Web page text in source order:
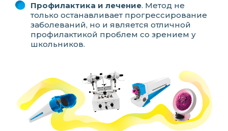
Профилактика и лечение. Метод не
только останавливает прогрессирование
заболеваний, но и является отличной
профилактикой проблем со зрением у
школьников.